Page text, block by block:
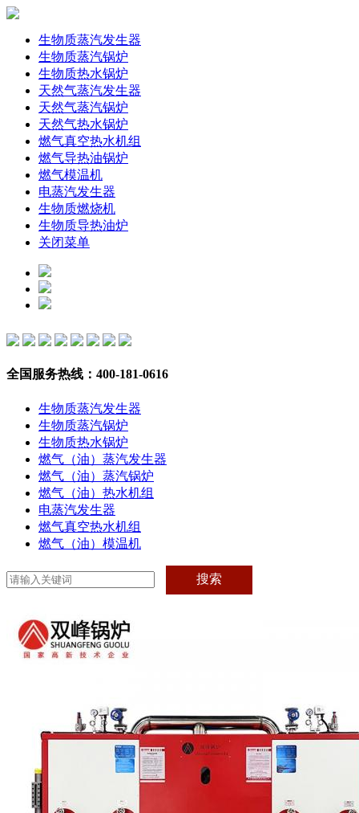
生物质蒸汽发生器
生物质蒸汽锅炉
生物质热水锅炉
天然气蒸汽发生器
天然气蒸汽锅炉
天然气热水锅炉
燃气真空热水机组
燃气导热油锅炉
燃气模温机
电蒸汽发生器
生物质燃烧机
生物质导热油炉
关闭菜单
全国服务热线：400-181-0616
生物质蒸汽发生器
生物质蒸汽锅炉
生物质热水锅炉
燃气（油）蒸汽发生器
燃气（油）蒸汽锅炉
燃气（油）热水机组
电蒸汽发生器
燃气真空热水机组
燃气（油）模温机